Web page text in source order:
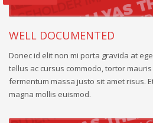
WELL DOCUMENTED
Donec id elit non mi porta gravida at
tellus ac cursus commodo, tortor
fermentum massa justo sit amet risus.
magna mollis euismod.